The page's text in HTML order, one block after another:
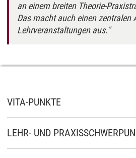
an einem breiten Theorie-
Das macht auch einen zentralen
Lehrveranstaltungen aus.
VITA-PUNKTE
LEHR- UND